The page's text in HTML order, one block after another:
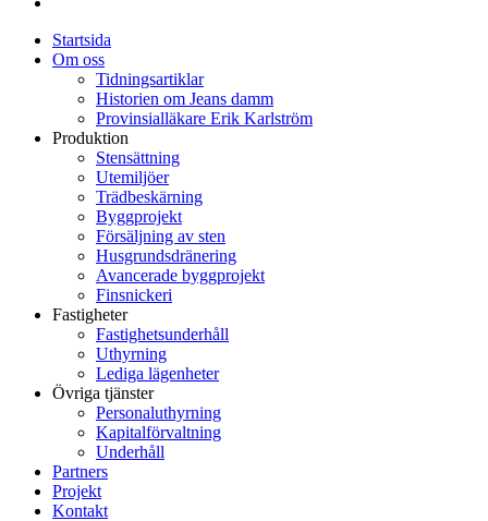
Startsida
Om oss
Tidningsartiklar
Historien om Jeans damm
Provinsialläkare Erik Karlström
Produktion
Stensättning
Utemiljöer
Trädbeskärning
Byggprojekt
Försäljning av sten
Husgrundsdränering
Avancerade byggprojekt
Finsnickeri
Fastigheter
Fastighetsunderhåll
Uthyrning
Lediga lägenheter
Övriga tjänster
Personaluthyrning
Kapitalförvaltning
Underhåll
Partners
Projekt
Kontakt